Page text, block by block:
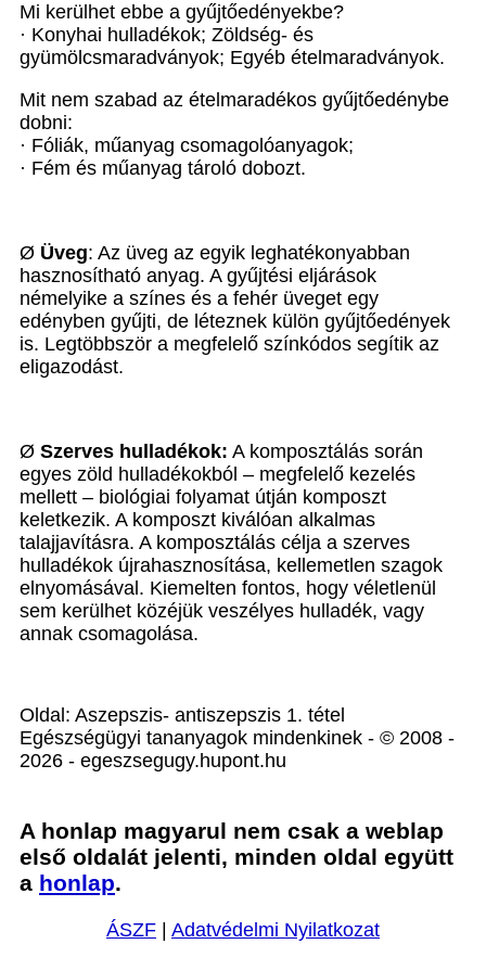
Mi kerülhet ebbe a gyűjtőedényekbe?
· Konyhai hulladékok; Zöldség- és
gyümölcsmaradványok; Egyéb ételmaradványok.
Mit nem szabad az ételmaradékos gyűjtőedénybe
dobni:
· Fóliák, műanyag csomagolóanyagok;
· Fém és műanyag tároló dobozt.
Ø Üveg: Az üveg az egyik leghatékonyabban
hasznosítható anyag. A gyűjtési eljárások
némelyike a színes és a fehér üveget egy
edényben gyűjti, de léteznek külön gyűjtőedények
is. Legtöbbször a megfelelő színkódos segítik az
eligazodást.
Ø Szerves hulladékok: A komposztálás során
egyes zöld hulladékokból – megfelelő kezelés
mellett – biológiai folyamat útján komposzt
keletkezik. A komposzt kiválóan alkalmas
talajjavításra. A komposztálás célja a szerves
hulladékok újrahasznosítása, kellemetlen szagok
elnyomásával. Kiemelten fontos, hogy véletlenül
sem kerülhet közéjük veszélyes hulladék, vagy
annak csomagolása.
Oldal: Aszepszis- antiszepszis 1. tétel
Egészségügyi tananyagok mindenkinek - © 2008 -
2026 - egeszsegugy.hupont.hu
A honlap magyarul nem csak a weblap
első oldalát jelenti, minden oldal együtt
a honlap.
ÁSZF Adatvédelmi Nyilatkozat